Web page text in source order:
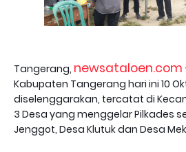
Tangerang, newsataloen.com
Kabupaten Tangerang hari ini 10
diselenggarakan, tercatat di
3 Desa yang menggelar Pilkades
Jenggot, Desa Klutuk dan Desa